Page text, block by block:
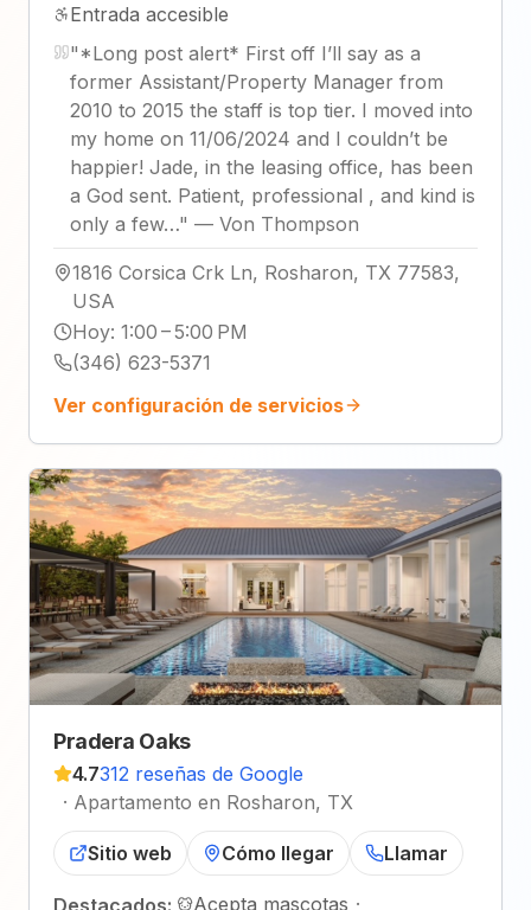
Entrada accesible
" *Long post alert* First off I’ll say as a
former Assistant/Property Manager from
2010 to 2015 the staff is top tier. I moved into
my home on 11/06/2024 and I couldn’t be
happier! Jade, in the leasing office, has been
a God sent. Patient, professional , and kind is
only a few…" — Von Thompson
1816 Corsica Crk Ln, Rosharon, TX 77583,
USA
Hoy: 1:00 – 5:00 PM
(346) 623-5371
Ver configuración de servicios
Pradera Oaks
4.7312 reseñas de Google
· Apartamento en Rosharon, TX
Sitio web Cómo llegar Llamar
Acepta mascotas ·